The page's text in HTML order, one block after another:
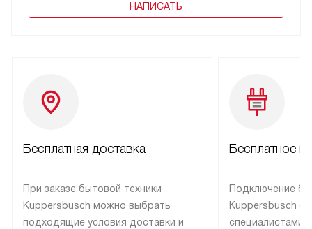
НАПИСАТЬ
Бесплатная доставка
При заказе бытовой техники
Kuppersbusch можно выбрать
подходящие условия доставки и
Бесплатное
Подключение
Kuppersbusch
специалистами